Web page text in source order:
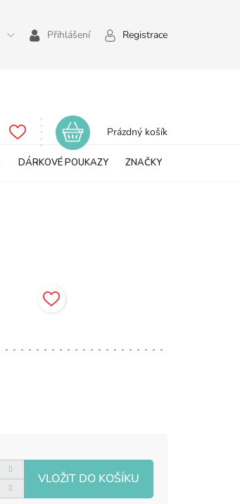
Přihlášení Registrace
Nákupní
Prázdný košík
DÁRKOVÉ POUKAZY ZNAČKY